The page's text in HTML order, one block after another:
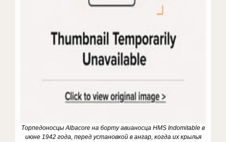
Торпедоносцы Albacore на борту авианосца HMS Indomitable в
июне 1942 года, перед установкой в ангар, когда их крылья